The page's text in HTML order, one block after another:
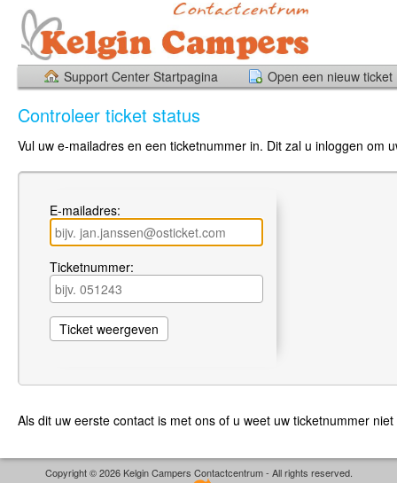
Support Center Startpagina Open een nieuw ticket
Controleer ticket status
Vul uw e-mailadres en een ticketnummer in. Dit zal u inloggen om
E-mailadres:
Ticketnummer:
Als dit uw eerste contact is met ons of u weet uw ticketnummer
Copyright © 2026 Kelgin Campers Contactcentrum - All rights reserved.